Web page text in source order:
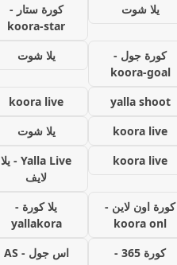
يلا شوت
كورة ستار -
koora-star
كورة جول -
koora-goal
يلا شوت
yalla shoot
koora live
koora live
يلا شوت
koora live
Yalla Live - يلا
لايف
كورة اون لاين -
koora onl
يلا كورة -
yallakora
كورة 365 -
اس جول - AS